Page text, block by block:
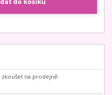
do košíku
zkoušet na prodejně: